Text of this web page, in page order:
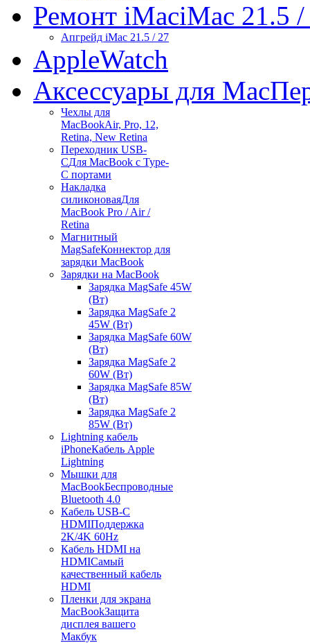
Ремонт iMaciMac 21.5 /
Апгрейд iMac 21.5 / 27
AppleWatch
Аксессуары для Mac
Чехлы для
MacBookAir, Pro, 12,
Retina, New Retina
Переходник USB-
CДля MacBook с Type-
C портами
Накладка
силиконоваяДля
MacBook Pro / Air /
Retina
Магнитный
MagSafeКоннектор для
зарядки MacBook
Зарядки на MacBook
Зарядка MagSafe 45W
(Вт)
Зарядка MagSafe 2
45W (Вт)
Зарядка MagSafe 60W
(Вт)
Зарядка MagSafe 2
60W (Вт)
Зарядка MagSafe 85W
(Вт)
Зарядка MagSafe 2
85W (Вт)
Lightning кабель
iPhoneКабель Apple
Lightning
Мышки для
MacBookБеспроводные
Bluetooth 4.0
Кабель USB-C
HDMIПоддержка
2K/4K 60Hz
Кабель HDMI на
HDMIСамый
качественный кабель
HDMI
Пленки для экрана
MacBookЗащита
дисплея вашего
Макбук